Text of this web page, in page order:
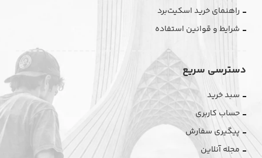
راهنمای خرید اسکیت‌برد
شرایط و قوانین استفاده
دسترسی سریع
سبد خرید
حساب کاربری
پیگیری سفارش
مجله آنلاین